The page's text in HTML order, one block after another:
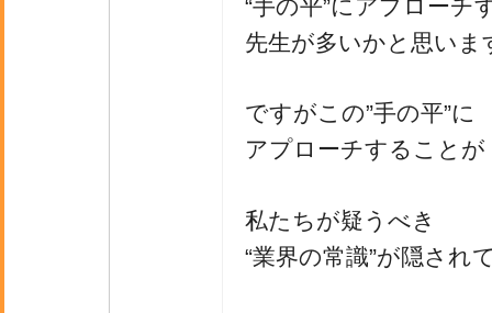
“手の平”にアプローチ
先生が多いかと思いま
ですがこの”手の平”に
アプローチすることが
私たちが疑うべき
“業界の常識”が隠され